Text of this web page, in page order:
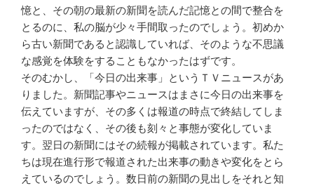
憶と、その朝の最新の新聞を読んだ記憶との間で整合を
とるのに、私の脳が少々手間取ったのでしょう。初めか
ら古い新聞であると認識していれば、そのような不思議
な感覚を体験をすることもなかったはずです。
そのむかし、「今日の出来事」というＴＶニュースがあ
りました。新聞記事やニュースはまさに今日の出来事を
伝えていますが、その多くは報道の時点で終結してしま
ったのではなく、その後も刻々と事態が変化していま
す。翌日の新聞にはその続報が掲載されています。私た
ちは現在進行形で報道された出来事の動きや変化をとら
えているのでしょう。数日前の新聞の見出しをそれと知